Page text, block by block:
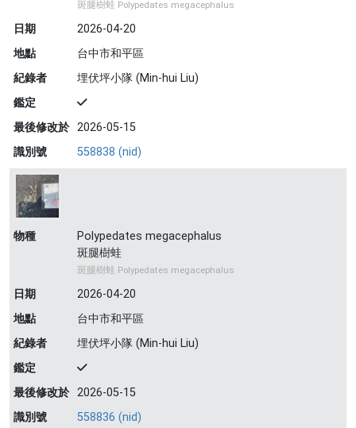
斑腿樹蛙 Polypedates megacephalus
日期
2026-04-20
地點
台中市和平區
紀錄者
埋伏坪小隊 (Min-hui Liu)
鑑定
最後修改於 2026-05-15
識別號
558838 (nid)
物種
Polypedates megacephalus
斑腿樹蛙
斑腿樹蛙 Polypedates megacephalus
日期
2026-04-20
地點
台中市和平區
紀錄者
埋伏坪小隊 (Min-hui Liu)
鑑定
最後修改於 2026-05-15
識別號
558836 (nid)